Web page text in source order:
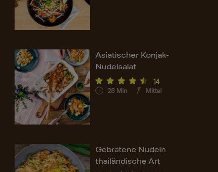
Asiatischer Konjak-
Nudelsalat
14
28 Min Mittel
Gebratene Nudeln
thailändische Art